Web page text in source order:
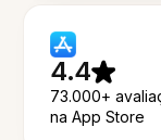
4.4
73.000+
na App Store